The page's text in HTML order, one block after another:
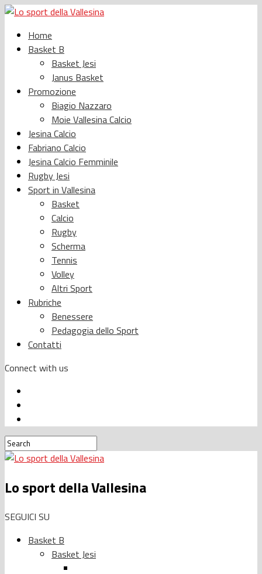
Home
Basket B
Basket Jesi
Janus Basket
Promozione
Biagio Nazzaro
Moie Vallesina Calcio
Jesina Calcio
Fabriano Calcio
Jesina Calcio Femminile
Rugby Jesi
Sport in Vallesina
Basket
Calcio
Rugby
Scherma
Tennis
Volley
Altri Sport
Rubriche
Benessere
Pedagogia dello Sport
Contatti
Connect with us
Lo sport della Vallesina
SEGUICI SU
Basket B
Basket Jesi